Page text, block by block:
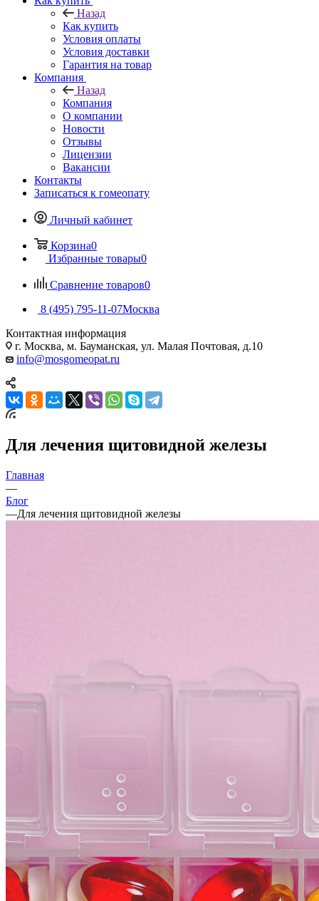
Назад
Как купить
Условия оплаты
Условия доставки
Гарантия на товар
Компания
Назад
Компания
О компании
Новости
Отзывы
Лицензии
Вакансии
Контакты
Записаться к гомеопату
Личный кабинет
Корзина0
Избранные товары0
Сравнение товаров0
8 (495) 795-11-07Москва
Контактная информация
г. Москва, м. Бауманская, ул. Малая Почтовая, д.10
info@mosgomeopat.ru
Для лечения щитовидной железы
Главная
—
Блог
—Для лечения щитовидной железы